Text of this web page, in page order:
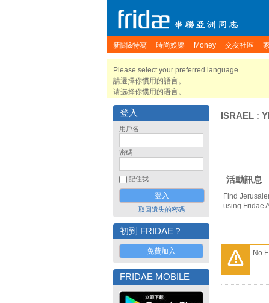
新聞&特寫 時尚娛樂 Money 交友社區
Please select your preferred language.
請選擇你慣用的語言。
请选择你惯用的语言。
登入
用戶名
密碼
記住我
取回遺失的密碼
初到 FRIDAE？
免費加入
FRIDAE MOBILE
ISRAEL :
活動訊息
Find
using Fridae
No